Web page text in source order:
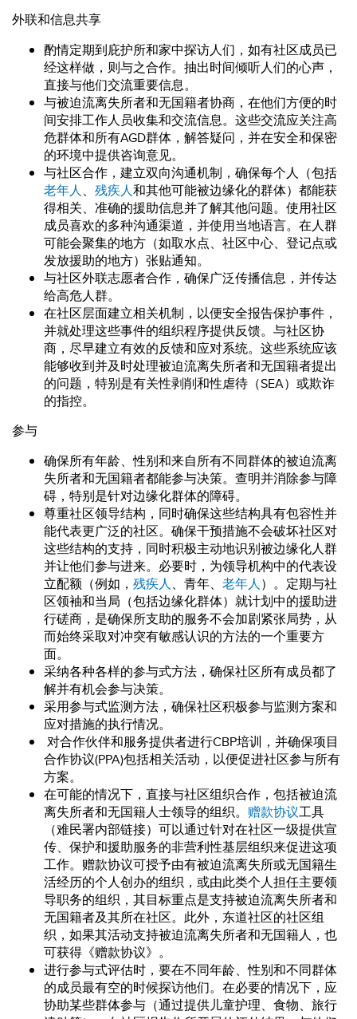
外联和信息共享
酌情定期到庇护所和家中探访人们，如有社区成员已
经这样做，则与之合作。抽出时间倾听人们的心声，
直接与他们交流重要信息。
与被迫流离失所者和无国籍者协商，在他们方便的时
间安排工作人员收集和交流信息。这些交流应关注高
危群体和所有AGD群体，解答疑问，并在安全和保密
的环境中提供咨询意见。
与社区合作，建立双向沟通机制，确保每个人（包括
老年人、 残疾人和其他可能被边缘化的群体）都能获
得相关、准确的援助信息并了解其他问题。使用社区
成员喜欢的多种沟通渠道，并使用当地语言。在人群
可能会聚集的地方（如取水点、社区中心、登记点或
发放援助的地方）张贴通知。
与社区外联志愿者合作，确保广泛传播信息，并传达
给高危人群。
在社区层面建立相关机制，以便安全报告保护事件，
并就处理这些事件的组织程序提供反馈。与社区协
商，尽早建立有效的反馈和应对系统。这些系统应该
能够收到并及时处理被迫流离失所者和无国籍者提出
的问题，特别是有关性剥削和性虐待（SEA）或欺诈
的指控。
参与
确保所有年龄、性别和来自所有不同群体的被迫流离
失所者和无国籍者都能参与决策。查明并消除参与障
碍，特别是针对边缘化群体的障碍。
尊重社区领导结构，同时确保这些结构具有包容性并
能代表更广泛的社区。确保干预措施不会破坏社区对
这些结构的支持，同时积极主动地识别被边缘化人群
并让他们参与进来。必要时，为领导机构中的代表设
立配额（例如， 残疾人、青年、 老年人）。定期与社
区领袖和当局（包括边缘化群体）就计划中的援助进
行磋商，是确保所支助的服务不会加剧紧张局势，从
而始终采取对冲突有敏感认识的方法的一个重要方
面。
采纳各种各样的参与式方法，确保社区所有成员都了
解并有机会参与决策。
采用参与式监测方法，确保社区积极参与监测方案和
应对措施的执行情况。
对合作伙伴和服务提供者进行CBP培训，并确保项目
合作协议(PPA)包括相关活动，以便促进社区参与所有
方案。
在可能的情况下，直接与社区组织合作，包括被迫流
离失所者和无国籍人士领导的组织。 赠款协议工具
（难民署内部链接）可以通过针对在社区一级提供宣
传、保护和援助服务的非营利性基层组织来促进这项
工作。赠款协议可授予由有被迫流离失所或无国籍生
活经历的个人创办的组织，或由此类个人担任主要领
导职务的组织，其目标重点是支持被迫流离失所者和
无国籍者及其所在社区。此外，东道社区的社区组
织，如果其活动支持被迫流离失所者和无国籍人，也
可获得《赠款协议》。
进行参与式评估时，要在不同年龄、性别和不同群体
的成员最有空的时候探访他们。在必要的情况下，应
协助某些群体参与（通过提供儿童护理、食物、旅行